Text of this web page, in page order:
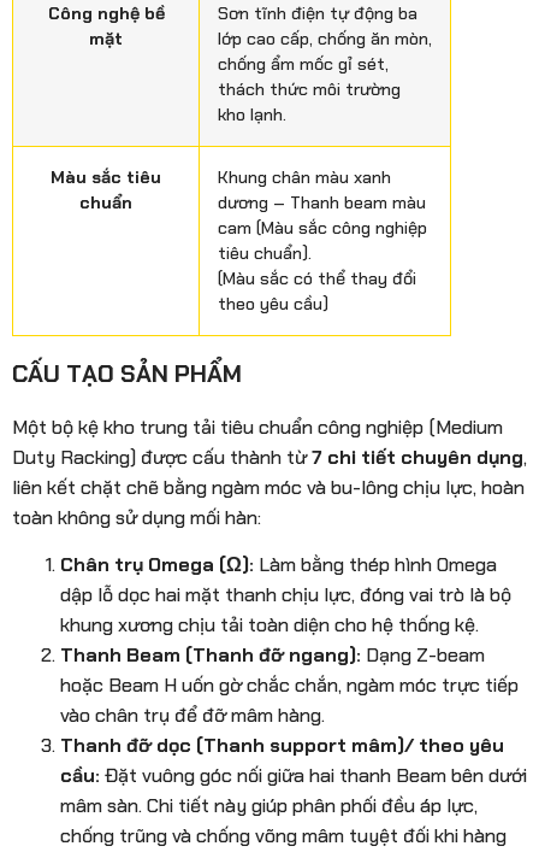
Công nghệ bề
mặt
Sơn tĩnh điện tự động ba
lớp cao cấp, chống ăn mòn,
chống ẩm mốc gỉ sét,
thách thức môi trường
kho lạnh.
Màu sắc tiêu
chuẩn
Khung chân màu xanh
dương – Thanh beam màu
cam (Màu sắc công nghiệp
tiêu chuẩn).
(Màu sắc có thể thay đổi
theo yêu cầu)
CẤU TẠO SẢN PHẨM
Một bộ kệ kho trung tải tiêu chuẩn công nghiệp (Medium
Duty Racking) được cấu thành từ7 chi tiết chuyên dụng,
liên kết chặt chẽ bằng ngàm móc và bu-lông chịu lực, hoàn
toàn không sử dụng mối hàn:
Chân trụ Omega (Ω): Làm bằng thép hình Omega
dập lỗ dọc hai mặt thanh chịu lực, đóng vai trò là bộ
khung xương chịu tải toàn diện cho hệ thống kệ.
Thanh Beam (Thanh đỡ ngang): Dạng Z-beam
hoặc Beam H uốn gờ chắc chắn, ngàm móc trực tiếp
vào chân trụ để đỡ mâm hàng.
Thanh đỡ dọc (Thanh support mâm)/ theo yêu
cầu: Đặt vuông góc nối giữa hai thanh Beam bên dưới
mâm sàn. Chi tiết này giúp phân phối đều áp lực,
chống trũng và chống võng mâm tuyệt đối khi hàng